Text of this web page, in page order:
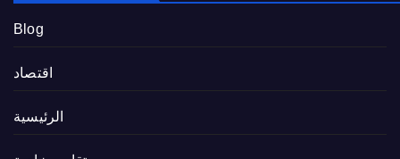
Blog
اقتصاد
الرئيسية